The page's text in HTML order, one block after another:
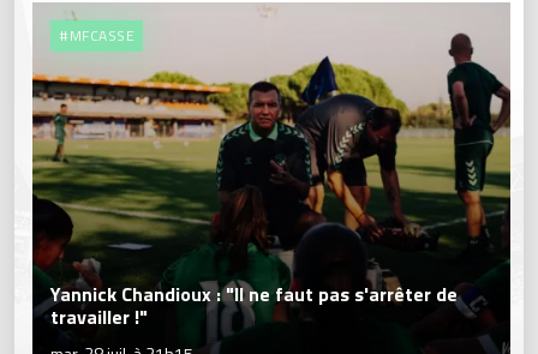
#MFCASSE
Yannick Chandioux : "Il ne faut pas s'arrêter de
travailler !"